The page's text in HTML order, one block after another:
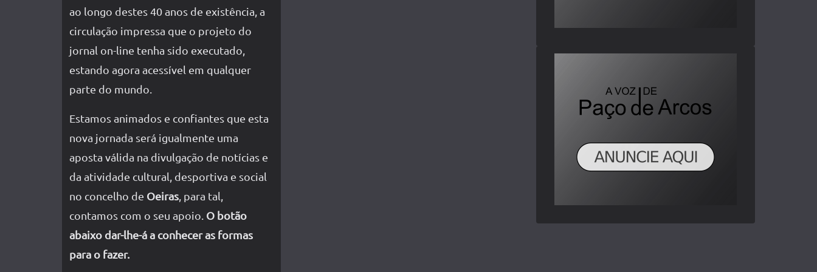
ao longo destes 40 anos de existência, a
circulação impressa que o projeto do
jornal on-line tenha sido executado,
estando agora acessível em qualquer
parte do mundo.
Estamos animados e confiantes que esta
nova jornada será igualmente uma
aposta válida na divulgação de notícias e
da atividade cultural, desportiva e social
no concelho de Oeiras , para tal,
contamos com o seu apoio. O botão
abaixo dar-lhe-á a conhecer as formas
para o fazer.